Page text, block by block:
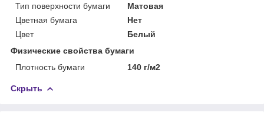
Тип поверхности бумаги
Матовая
Цветная бумага
Нет
Цвет
Белый
Физические свойства бумаги
Плотность бумаги
140 г/м2
Скрыть